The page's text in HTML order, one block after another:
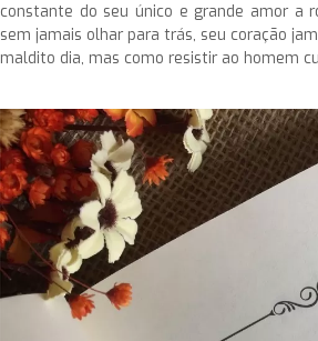
constante do seu único e grande amor a
sem jamais olhar para trás, seu coração
maldito dia, mas como resistir ao homem